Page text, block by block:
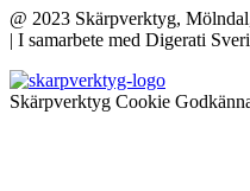
@ 2023 Skärpverktyg,
| I samarbete med Digerati
Skärpverktyg Cookie